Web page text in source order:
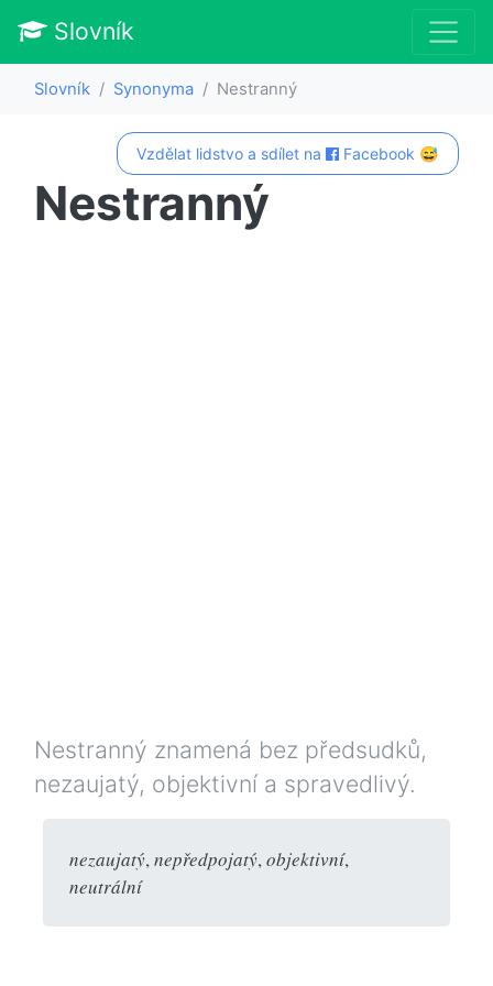
Slovník
Slovník Synonyma Nestranný
Vzdělat lidstvo a sdílet na Facebook 😅
Nestranný
Nestranný znamená bez předsudků,
nezaujatý, objektivní a spravedlivý.
nezaujatý,nepředpojatý,objektivní,
neutrální